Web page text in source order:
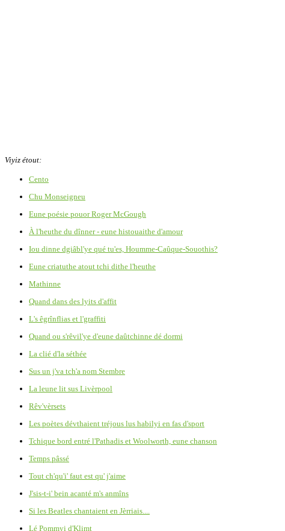
Viyiz étout:
Cento
Chu Monseigneu
Eune poésie pouor Roger McGough
À l'heuthe du dînner - eune histouaithe d'amour
Iou dinne dgiâbl'ye qué tu'es, Houmme-Caûque-Souothis?
Eune criatuthe atout tchi dithe l'heuthe
Mathinne
Quand dans des lyits d'affit
L's êgrînflias et l'graffiti
Quand ou s'rêvil'ye d'eune daûtchinne dé dormi
La clié d'la séthée
Sus un j'va tch'a nom Stembre
La leune lit sus Livèrpool
Rêv'vèrsets
Les poètes dévthaient tréjous lus habilyi en fas d'sport
Tchique bord entré l'Pathadis et Woolworth, eune chanson
Temps pâssé
Tout ch'qu'i' faut est qu' j'aime
J'sis-t-i' bein acanté m's anmîns
Si les Beatles chantaient en Jèrriais....
Lé Pommyi d'Klimt